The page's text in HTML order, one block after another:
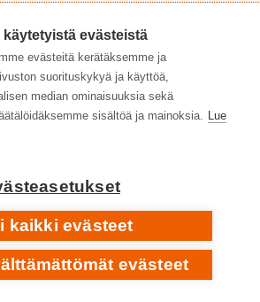
myrskyä ja tuliperäistä voimaa •
• Honora
Karen ja Richard viihdemusiikin
evästeistä
evästeitä kerätäksemme ja
suorituskykyä ja käyttöä,
median ominaisuuksia sekä
sisältöä ja mainoksia. Lue
kaikki evästeet
evästeet